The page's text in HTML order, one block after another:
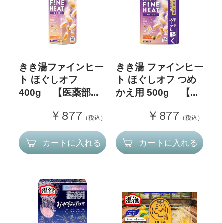
きき湯ファインヒー
ト ほぐしオフ
400g 【医薬部...
￥877 （税込）
カートに入れる
きき湯 ファインヒー
ト ほぐしオフ つめ
かえ用 500g 【...
￥877 （税込）
カートに入れる